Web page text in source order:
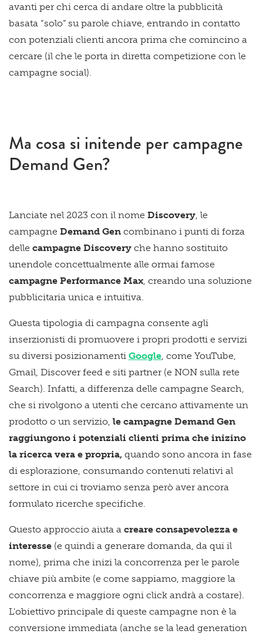
avanti per chi cerca di andare oltre la pubblicità
basata “solo” su parole chiave, entrando in contatto
con potenziali clienti ancora prima che comincino a
cercare (il che le porta in diretta competizione con le
campagne social).
Ma cosa si initende per campagne
Demand Gen?
Lanciate nel 2023 con il nome Discovery , le
campagne Demand Gen combinano i punti di forza
delle campagne Discovery che hanno sostituito
unendole concettualmente alle ormai famose
campagne Performance Max , creando una soluzione
pubblicitaria unica e intuitiva.
Questa tipologia di campagna consente agli
inserzionisti di promuovere i propri prodotti e servizi
su diversi posizionamenti Google , come YouTube,
Gmail, Discover feed e siti partner (e NON sulla rete
Search). Infatti, a differenza delle campagne Search,
che si rivolgono a utenti che cercano attivamente un
prodotto o un servizio, le campagne Demand Gen
raggiungono i potenziali clienti prima che inizino
la ricerca vera e propria, quando sono ancora in fase
di esplorazione, consumando contenuti relativi al
settore in cui ci troviamo senza però aver ancora
formulato ricerche specifiche.
Questo approccio aiuta a creare consapevolezza e
interesse (e quindi a generare domanda, da qui il
nome), prima che inizi la concorrenza per le parole
chiave più ambite (e come sappiamo, maggiore la
concorrenza e maggiore ogni click andrà a costare).
L'obiettivo principale di queste campagne non è la
conversione immediata (anche se la lead generation